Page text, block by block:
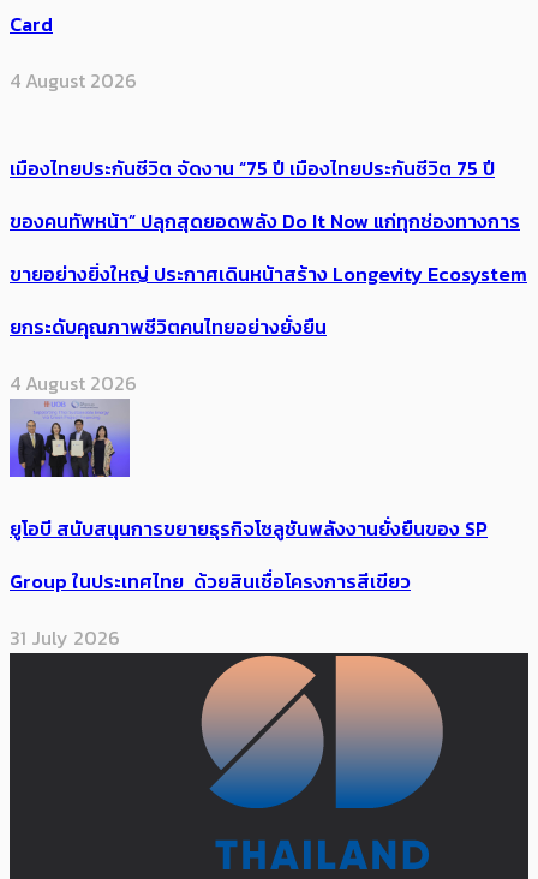
Card
4 August 2026
เมืองไทยประกันชีวิต จัดงาน “75 ปี เมืองไทยประกันชีวิต 75 ปี
ของคนทัพหน้า” ปลุกสุดยอดพลัง Do It Now แก่ทุกช่องทางการ
ขายอย่างยิ่งใหญ่ ประกาศเดินหน้าสร้าง Longevity Ecosystem
ยกระดับคุณภาพชีวิตคนไทยอย่างยั่งยืน
4 August 2026
ยูโอบี สนับสนุนการขยายธุรกิจโซลูชันพลังงานยั่งยืนของ SP
Group ในประเทศไทย ด้วยสินเชื่อโครงการสีเขียว
31 July 2026